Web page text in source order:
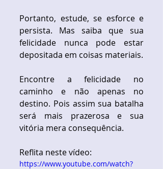
Portanto, estude, se esforce e
persista. Mas saiba que sua
felicidade nunca pode estar
depositada em coisas materiais.
Encontre a felicidade no
caminho e não apenas no
destino. Pois assim sua batalha
será mais prazerosa e sua
vitória mera consequência.
Reflita neste vídeo:
https://www.youtube.com/watch?